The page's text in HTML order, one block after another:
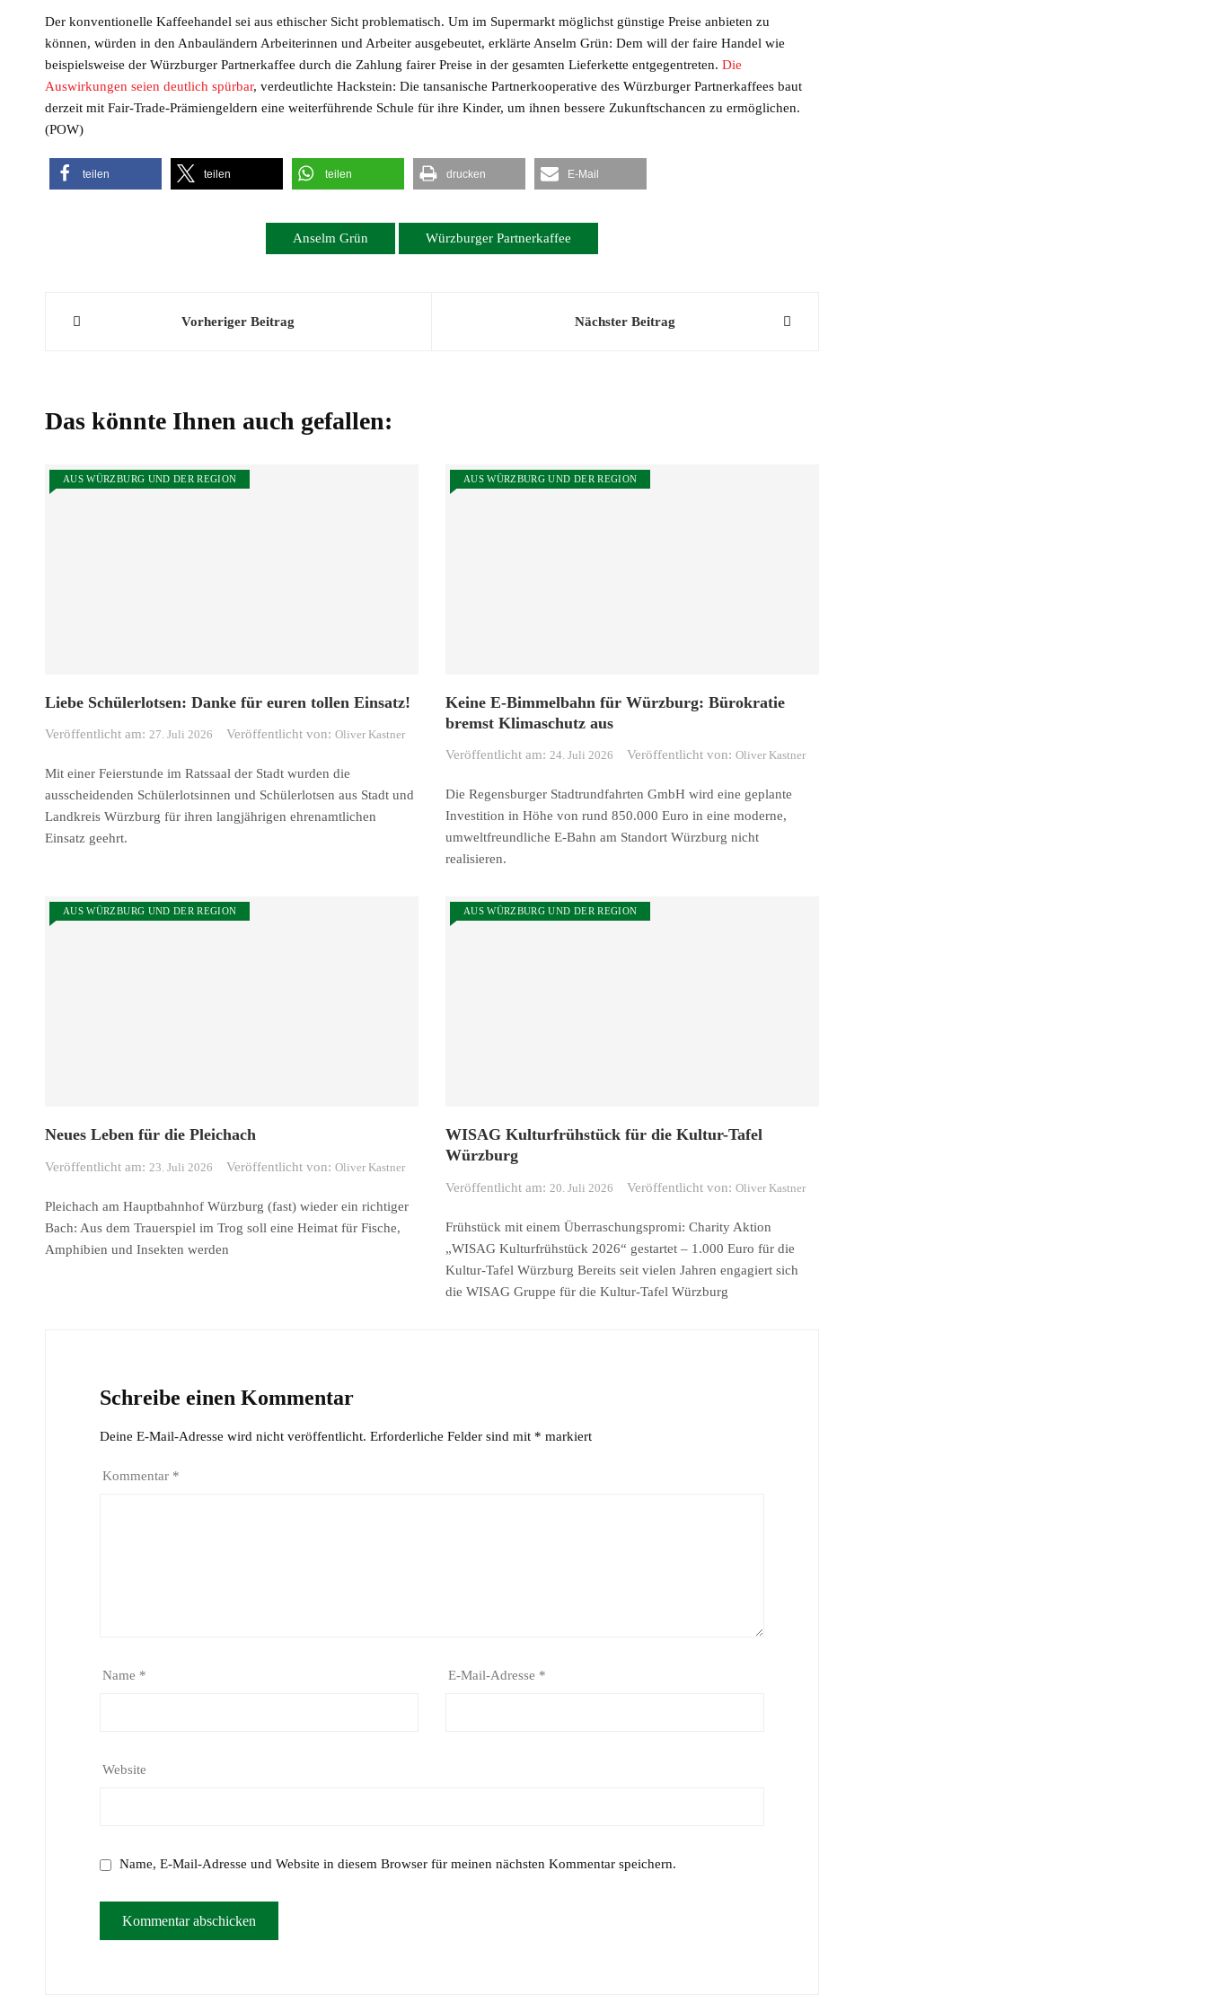
Der konventionelle Kaffeehandel sei aus ethischer Sicht problematisch. Um im Supermarkt möglichst günstige Preise anbieten zu
können, würden in den Anbauländern Arbeiterinnen und Arbeiter ausgebeutet, erklärte Anselm Grün: Dem will der faire Handel wie
beispielsweise der Würzburger Partnerkaffee durch die Zahlung fairer Preise in der gesamten Lieferkette entgegentreten. Die
Auswirkungen seien deutlich spürbar, verdeutlichte Hackstein: Die tansanische Partnerkooperative des Würzburger Partnerkaffees baut
derzeit mit Fair-Trade-Prämiengeldern eine weiterführende Schule für ihre Kinder, um ihnen bessere Zukunftschancen zu ermöglichen.
(POW)
teilen teilen teilen drucken E-Mail
Anselm Grün Würzburger Partnerkaffee
Beitragsnavigation
Vorheriger Beitrag Nächster Beitrag
Das könnte Ihnen auch gefallen:
AUS WÜRZBURG UND DER REGION
Liebe Schülerlotsen: Danke für euren tollen Einsatz!
Veröffentlicht am: 27. Juli 2026 Veröffentlicht von: Oliver Kastner
Mit einer Feierstunde im Ratssaal der Stadt wurden die
ausscheidenden Schülerlotsinnen und Schülerlotsen aus Stadt und
Landkreis Würzburg für ihren langjährigen ehrenamtlichen
Einsatz geehrt.
AUS WÜRZBURG UND DER REGION
Keine E-Bimmelbahn für Würzburg: Bürokratie
bremst Klimaschutz aus
Veröffentlicht am: 24. Juli 2026 Veröffentlicht von: Oliver Kastner
Die Regensburger Stadtrundfahrten GmbH wird eine geplante
Investition in Höhe von rund 850.000 Euro in eine moderne,
umweltfreundliche E-Bahn am Standort Würzburg nicht
realisieren.
AUS WÜRZBURG UND DER REGION
Neues Leben für die Pleichach
Veröffentlicht am: 23. Juli 2026 Veröffentlicht von: Oliver Kastner
Pleichach am Hauptbahnhof Würzburg (fast) wieder ein richtiger
Bach: Aus dem Trauerspiel im Trog soll eine Heimat für Fische,
Amphibien und Insekten werden
AUS WÜRZBURG UND DER REGION
WISAG Kulturfrühstück für die Kultur-Tafel
Würzburg
Veröffentlicht am: 20. Juli 2026 Veröffentlicht von: Oliver Kastner
Frühstück mit einem Überraschungspromi: Charity Aktion
„WISAG Kulturfrühstück 2026“ gestartet – 1.000 Euro für die
Kultur-Tafel Würzburg Bereits seit vielen Jahren engagiert sich
die WISAG Gruppe für die Kultur-Tafel Würzburg
Schreibe einen Kommentar
Deine E-Mail-Adresse wird nicht veröffentlicht. Erforderliche Felder sind mit * markiert
Kommentar *
Name * E-Mail-Adresse *
Website
Name, E-Mail-Adresse und Website in diesem Browser für meinen nächsten Kommentar speichern.